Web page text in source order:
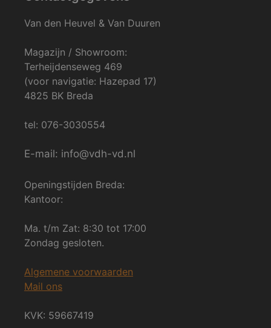
Van den Heuvel & Van Duuren
Magazijn / Showroom:
Terheijdenseweg 469
(voor navigatie: Hazepad 17)
4825 BK Breda
tel: 076-3030554
E-mail: info@vdh-vd.nl
Openingstijden Breda:
Kantoor:
Ma. t/m Zat: 8:30 tot 17:00
Zondag gesloten.
Algemene voorwaarden
Mail ons
KVK: 59667419